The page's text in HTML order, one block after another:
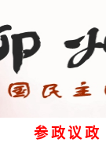
参政议政